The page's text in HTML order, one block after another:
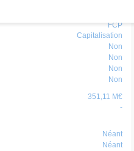
FCP
Capitalisation
Non
Non
Non
Non
351,11 M€
-
Néant
Néant